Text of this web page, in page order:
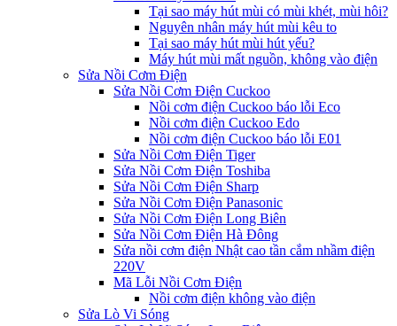
Tại sao máy hút mùi có mùi khét, mùi hôi?
Nguyên nhân máy hút mùi kêu to
Tại sao máy hút mùi hút yếu?
Máy hút mùi mất nguồn, không vào điện
Sửa Nồi Cơm Điện
Sửa Nồi Cơm Điện Cuckoo
Nồi cơm điện Cuckoo báo lỗi Eco
Nồi cơm điện Cuckoo Edo
Nồi cơm điện Cuckoo báo lỗi E01
Sửa Nồi Cơm Điện Tiger
Sửa Nồi Cơm Điện Toshiba
Sửa Nồi Cơm Điện Sharp
Sửa Nồi Cơm Điện Panasonic
Sửa Nồi Cơm Điện Long Biên
Sửa Nồi Cơm Điện Hà Đông
Sửa nồi cơm điện Nhật cao tần cắm nhầm điện
220V
Mã Lỗi Nồi Cơm Điện
Nồi cơm điện không vào điện
Sửa Lò Vi Sóng